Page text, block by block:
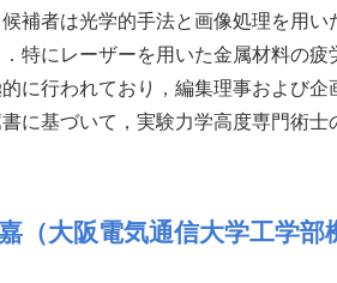
候補者は光学的手法と画像処理を用
特にレーザーを用いた金属材料の
に行われており，編集理事および
に基づいて，実験力学高度専門術士
大阪電気通信大学工学部